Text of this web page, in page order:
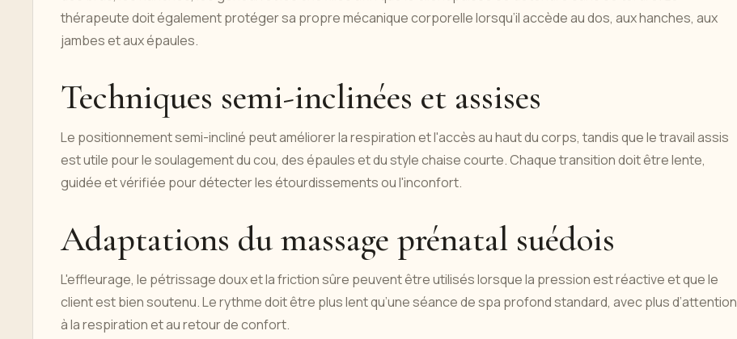
thérapeute doit également protéger sa propre mécanique corporelle lorsqu’il accède au dos, aux hanches, aux
jambes et aux épaules.
Techniques semi-inclinées et assises
Le positionnement semi-incliné peut améliorer la respiration et l'accès au haut du corps, tandis que le travail assis
est utile pour le soulagement du cou, des épaules et du style chaise courte. Chaque transition doit être lente,
guidée et vérifiée pour détecter les étourdissements ou l'inconfort.
Adaptations du massage prénatal suédois
L'effleurage, le pétrissage doux et la friction sûre peuvent être utilisés lorsque la pression est réactive et que le
client est bien soutenu. Le rythme doit être plus lent qu’une séance de spa profond standard, avec plus d’attention
à la respiration et au retour de confort.